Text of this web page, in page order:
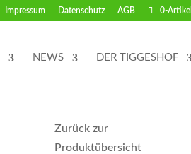
Impressum Datenschutz AGB 0-Artikel
NEWS DER TIGGESHOF
Zurück zur
Produktübersicht